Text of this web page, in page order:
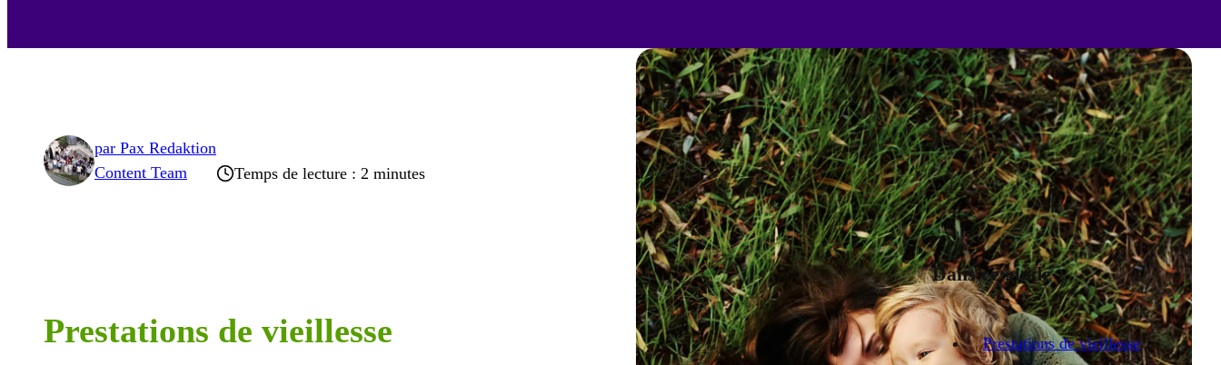
par Pax Redaktion
Content Team
Temps de lecture : 2 minutes
Prestations de vieillesse
Dans ce guide
Prestations de vieillesse